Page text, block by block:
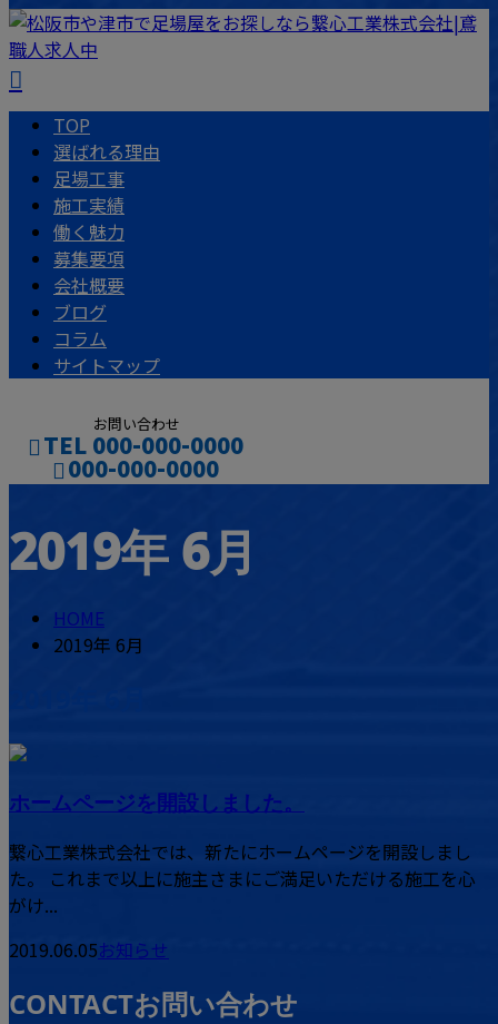
TOP
選ばれる理由
足場工事
施工実績
働く魅力
募集要項
会社概要
ブログ
コラム
サイトマップ
お問い合わせ
TEL 000-000-0000
000-000-0000
ENTRY
CONTACT
2019年 6月
HOME
2019年 6月
ホームページを開設しました。
繋心工業株式会社では、新たにホームページを開設しまし
た。 これまで以上に施主さまにご満足いただける施工を心
がけ...
2019.06.05お知らせ
CONTACTお問い合わせ